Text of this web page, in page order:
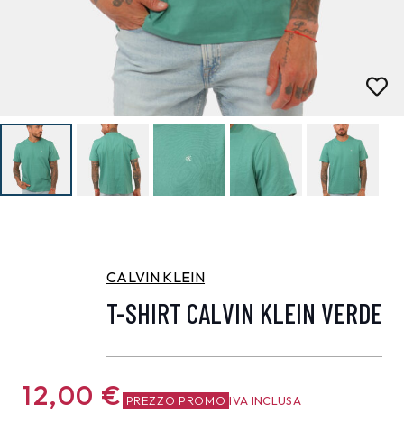
CALVIN KLEIN
T-SHIRT CALVIN KLEIN VERDE
12,00 € PREZZO PROMO IVA INCLUSA